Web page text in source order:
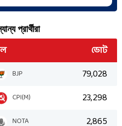
প্রার্থীরা
ভোট
BJP 79,028
CPI(M) 23,298
NOTA 2,865